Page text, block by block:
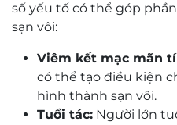
số yếu tố có thể góp
sạn vôi:
Viêm kết mạc mãn
có thể tạo điều kiện
hình thành sạn vôi.
Tuổi tác: Người lớn